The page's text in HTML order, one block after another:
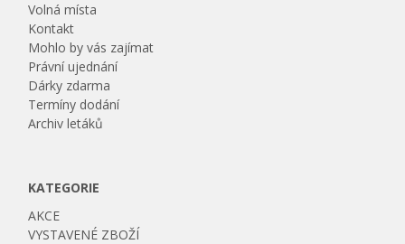
Volná místa
Kontakt
Mohlo by vás zajímat
Právní ujednání
Dárky zdarma
Termíny dodání
Archiv letáků
KATEGORIE
AKCE
VYSTAVENÉ ZBOŽÍ